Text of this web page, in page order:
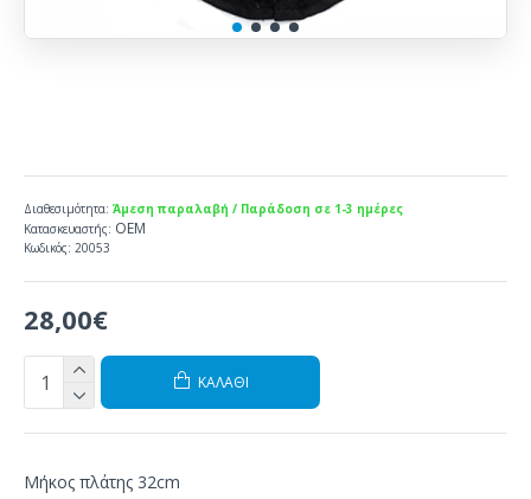
28,00€
Διαθεσιμότητα: Άμεση παραλαβή / Παράδοση σε 1-3 ημέρες
Κατασκευαστής: ΟΕΜ
Κωδικός: 20053
ΚΑΛΆΘΙ
Μήκος πλάτης 32cm